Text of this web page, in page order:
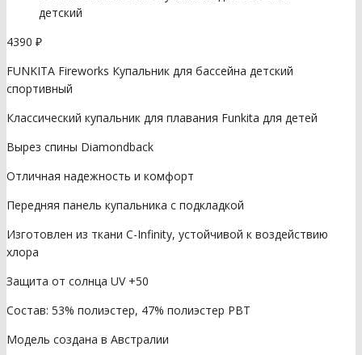
детский
4390 ₽
FUNKITA Fireworks Купальник для бассейна детский
спортивный
Классический купальник для плавания Funkita для детей
Вырез спины Diamondback
Отличная надежность и комфорт
Передняя панель купальника с подкладкой
Изготовлен из ткани C-Infinity, устойчивой к воздействию
хлора
Защита от солнца UV +50
Состав: 53% полиэстер, 47% полиэстер PBT
Модель создана в Австралии